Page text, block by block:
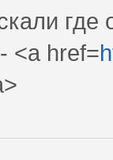
где
<a href=